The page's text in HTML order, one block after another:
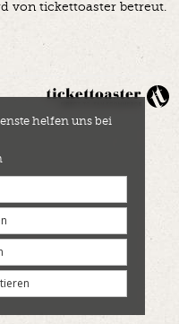
von tickettoaster betreut.
helfen uns bei